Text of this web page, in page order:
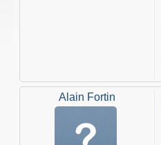
Alain Fortin